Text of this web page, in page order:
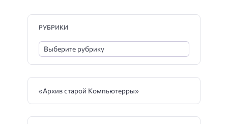
РУБРИКИ
«Архив старой Компьютерры»